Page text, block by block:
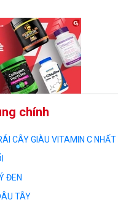
chính
CÂY GIÀU VITAMIN C NHẤT
ĐEN
TÂY